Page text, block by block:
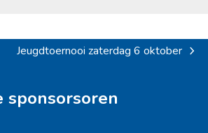
next
Jeugdtoernooi zaterdag 6 oktober
sponsorsoren